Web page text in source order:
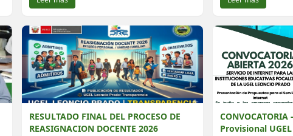
RESULTADO FINAL DEL PROCESO DE
REASIGNACION DOCENTE 2026
Provisional